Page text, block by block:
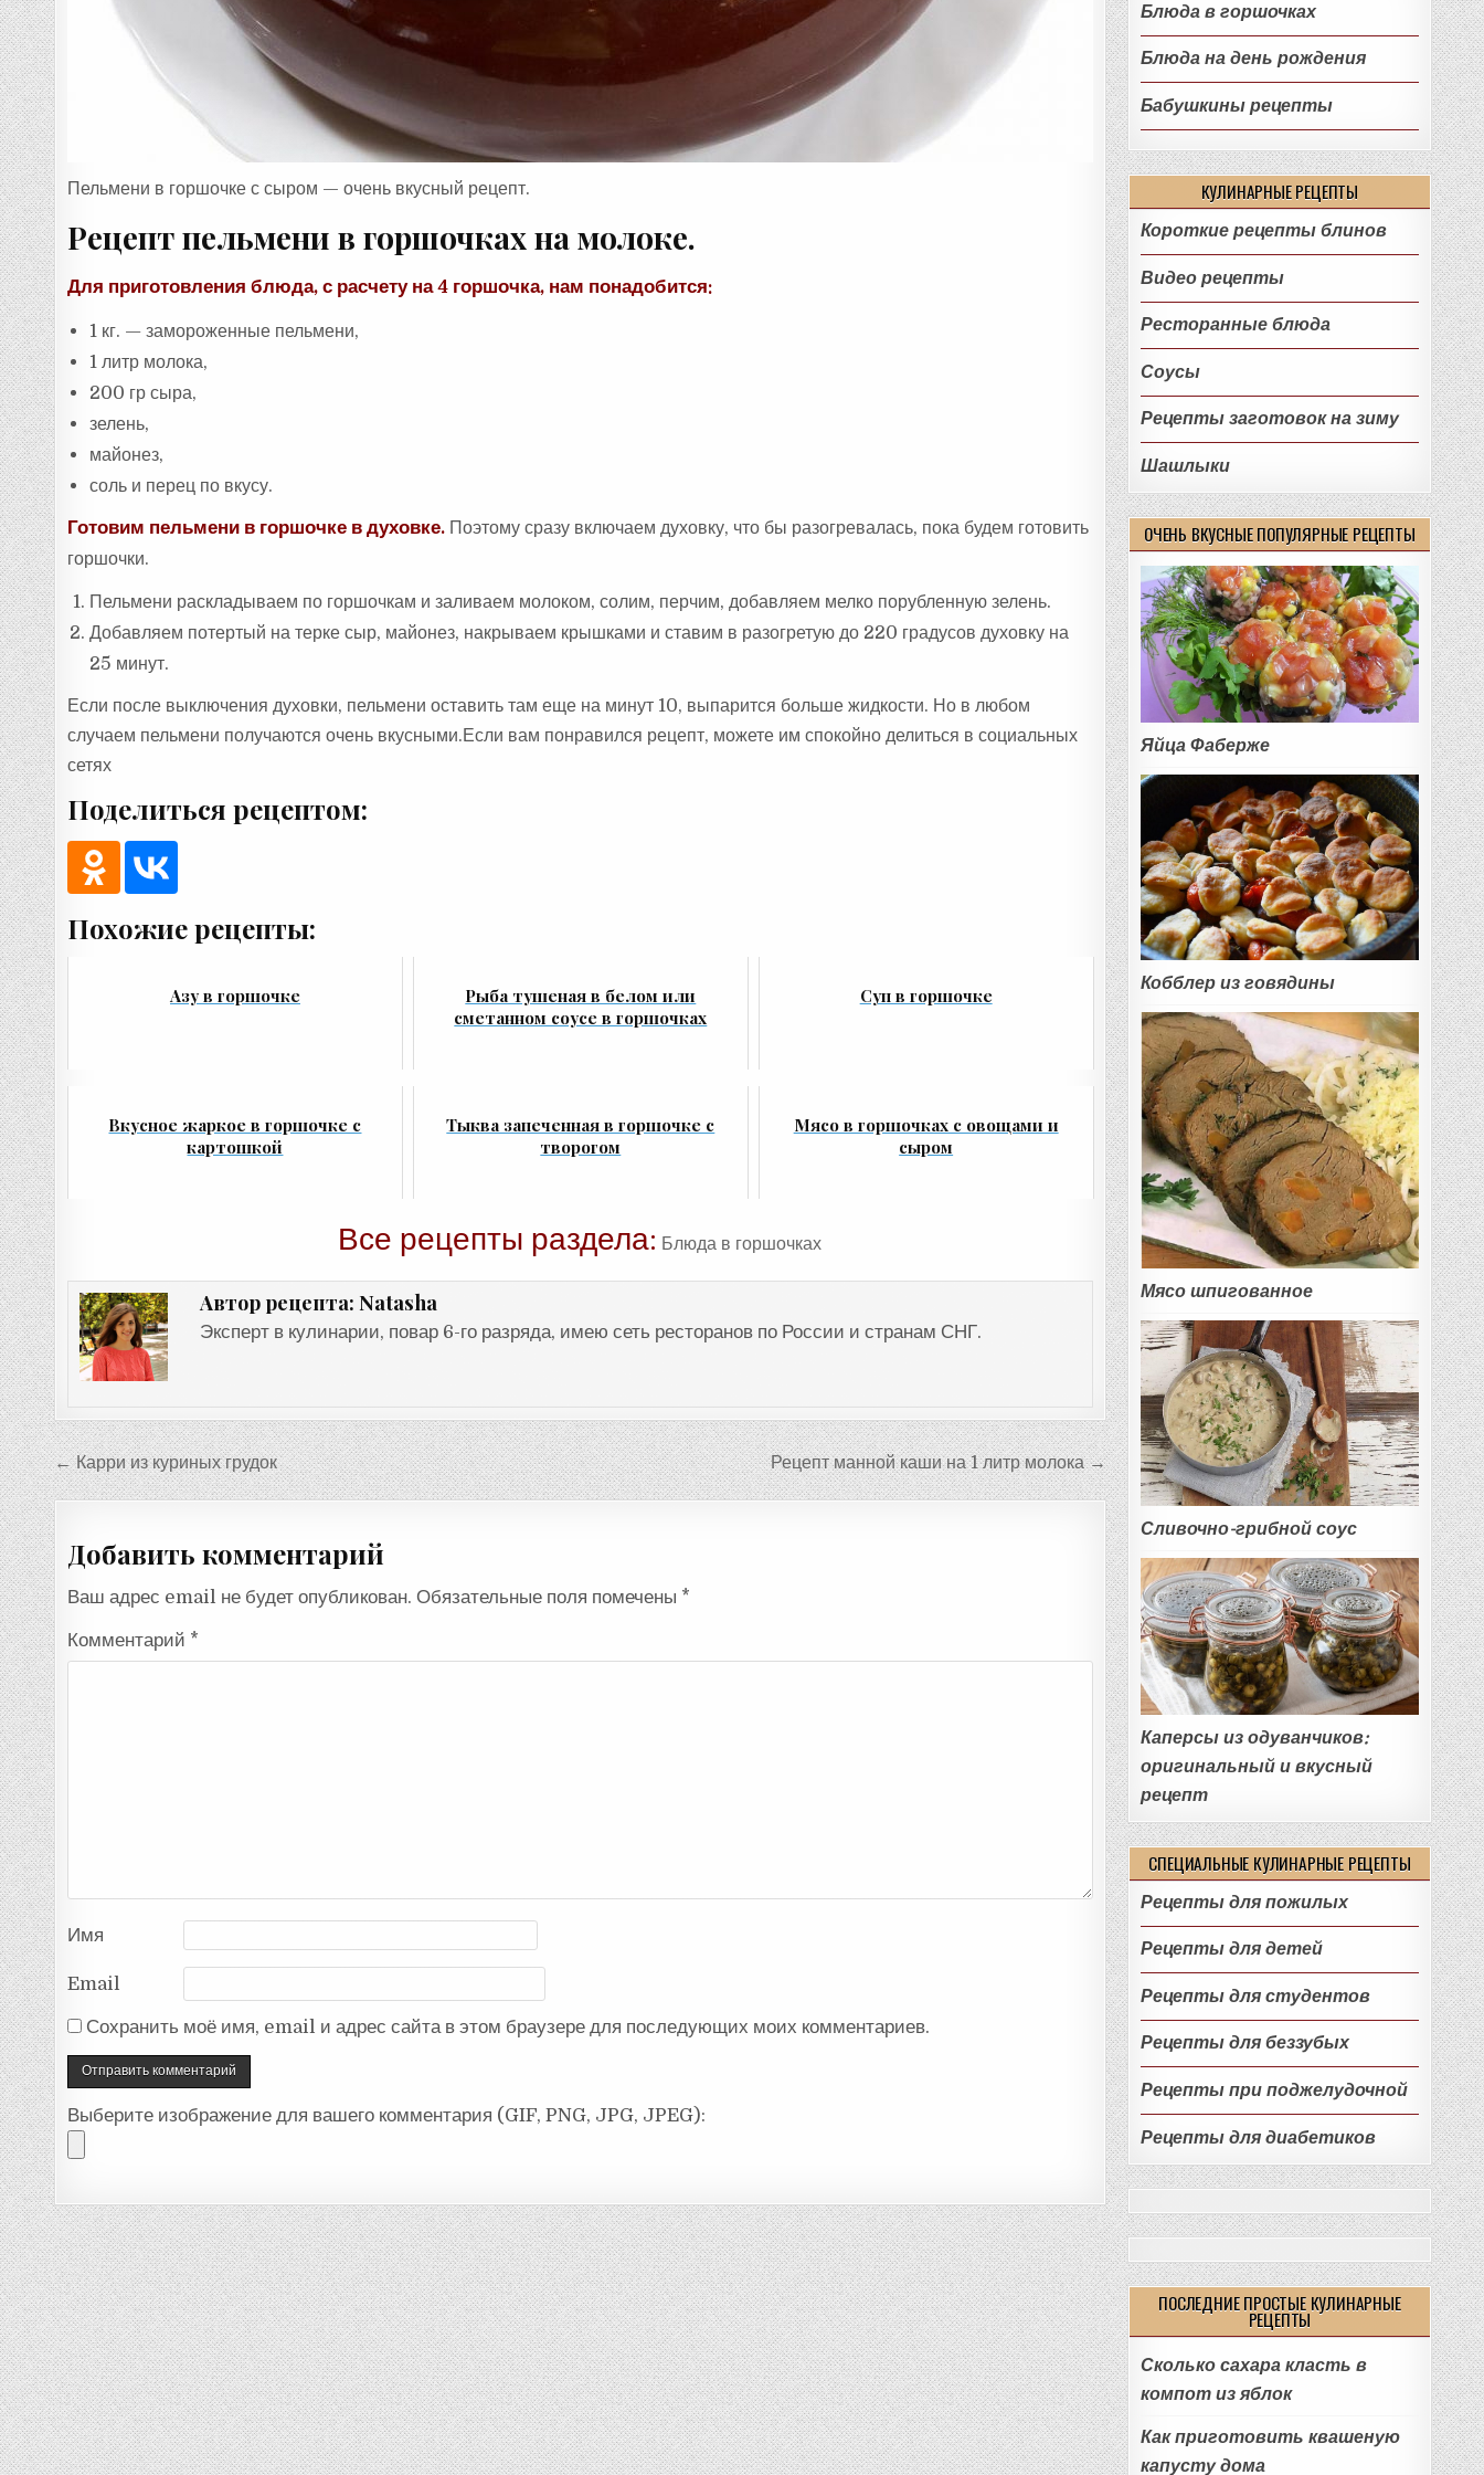
Пельмени в горшочке с сыром — очень вкусный рецепт.
Рецепт пельмени в горшочках на молоке.
Для приготовления блюда, с расчету на 4 горшочка, нам понадобится:
1 кг. — замороженные пельмени,
1 литр молока,
200 гр сыра,
зелень,
майонез,
соль и перец по вкусу.
Готовим пельмени в горшочке в духовке. Поэтому сразу включаем духовку, что бы разогревалась, пока будем готовить
горшочки.
Пельмени раскладываем по горшочкам и заливаем молоком, солим, перчим, добавляем мелко порубленную зелень.
Добавляем потертый на терке сыр, майонез, накрываем крышками и ставим в разогретую до 220 градусов духовку на
25 минут.
Если после выключения духовки, пельмени оставить там еще на минут 10, выпарится больше жидкости. Но в любом
случаем пельмени получаются очень вкусными.Если вам понравился рецепт, можете им спокойно делиться в социальных
сетях
Поделиться рецептом:
Похожие рецепты:
Азу в горшочке
Рыба тушеная в белом или
сметанном соусе в горшочках
Суп в горшочке
Вкусное жаркое в горшочке с
картошкой
Тыква запеченная в горшочке с
творогом
Мясо в горшочках с овощами и
сыром
Все рецепты раздела: Блюда в горшочках
Автор рецепта: Natasha
Эксперт в кулинарии, повар 6-го разряда, имею сеть ресторанов по России и странам СНГ.
Навигация
по
записям
← Карри из куриных грудок Рецепт манной каши на 1 литр молока →
Добавить комментарий
Ваш адрес email не будет опубликован. Обязательные поля помечены *
Комментарий *
Имя
Email
Сохранить моё имя, email и адрес сайта в этом браузере для последующих моих комментариев.
Выберите изображение для вашего комментария (GIF, PNG, JPG, JPEG):
Блюда в горшочках
Блюда на день рождения
Бабушкины рецепты
КУЛИНАРНЫЕ РЕЦЕПТЫ
Короткие рецепты блинов
Видео рецепты
Ресторанные блюда
Соусы
Рецепты заготовок на зиму
Шашлыки
ОЧЕНЬ ВКУСНЫЕ ПОПУЛЯРНЫЕ РЕЦЕПТЫ
Яйца Фаберже
Кобблер из говядины
Мясо шпигованное
Сливочно-грибной соус
Каперсы из одуванчиков:
оригинальный и вкусный
рецепт
СПЕЦИАЛЬНЫЕ КУЛИНАРНЫЕ РЕЦЕПТЫ
Рецепты для пожилых
Рецепты для детей
Рецепты для студентов
Рецепты для беззубых
Рецепты при поджелудочной
Рецепты для диабетиков
ПОСЛЕДНИЕ ПРОСТЫЕ КУЛИНАРНЫЕ
РЕЦЕПТЫ
Сколько сахара класть в
компот из яблок
Как приготовить квашеную
капусту дома